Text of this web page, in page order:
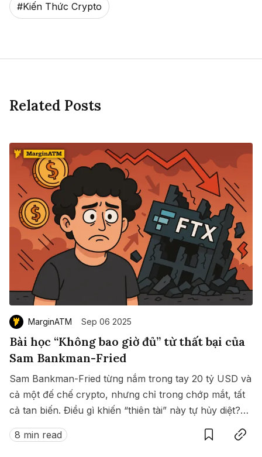
#Kiến Thức Crypto
Related Posts
MarginATM Sep 06 2025
Bài học “Không bao giờ đủ” từ thất bại của
Sam Bankman-Fried
Sam Bankman-Fried từng nắm trong tay 20 tỷ USD và
cả một đế chế crypto, nhưng chỉ trong chớp mắt, tất
cả tan biến. Điều gì khiến “thiên tài” này tự hủy diệt?
Bài học nào ẩn sau cú sụp đổ lịch sử ấy?
8 min read
Save Copy link